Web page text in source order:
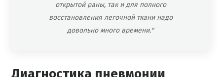
открытой раны, так и для полного
восстановления легочной ткани надо
довольно много времени."
Диагностика пневмонии